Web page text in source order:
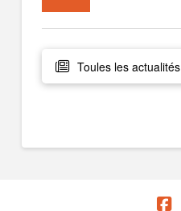
Toules les actualités